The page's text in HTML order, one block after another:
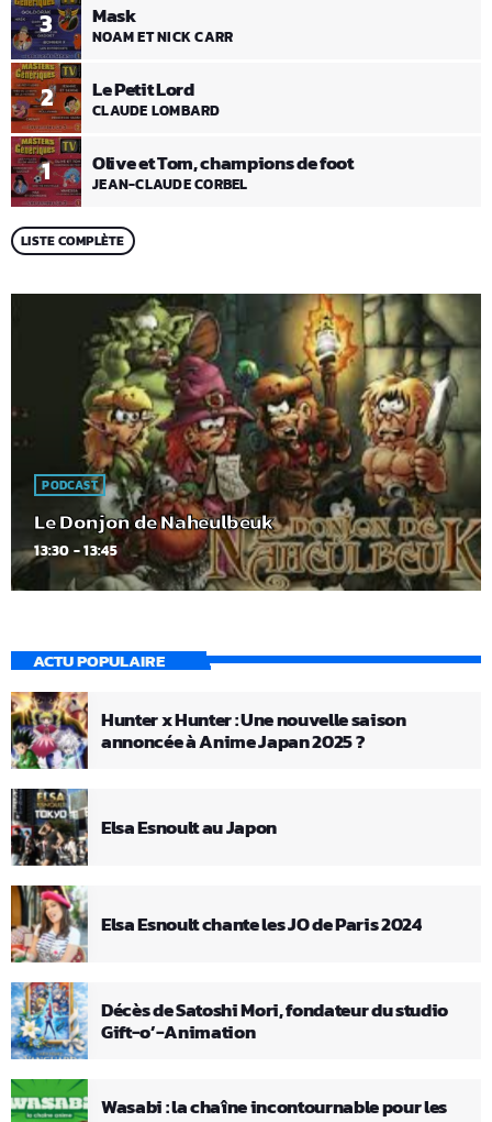
1 Olive et Tom, champions de foot
JEAN-CLAUDE CORBEL
2 Le Petit Lord
CLAUDE LOMBARD
3 Mask
NOAM ET NICK CARR
LISTE COMPLÈTE
PODCAST
Le Donjon de Naheulbeuk
13:30 - 13:45
ACTU POPULAIRE
Hunter x Hunter : Une nouvelle saison
annoncée à Anime Japan 2025 ?
Elsa Esnoult au Japon
Elsa Esnoult chante les JO de Paris 2024
Décès de Satoshi Mori, fondateur du studio
Gift-o’-Animation
Wasabi : la chaîne incontournable pour les